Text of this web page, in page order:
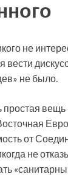
не
вести
не было.
простая вещь
от
не